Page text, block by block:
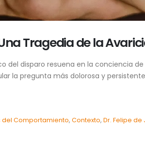
Tragedia de la
del disparo resuena en la conciencia
la pregunta más dolorosa y
del Comportamiento, Contexto, Dr. Felipe de